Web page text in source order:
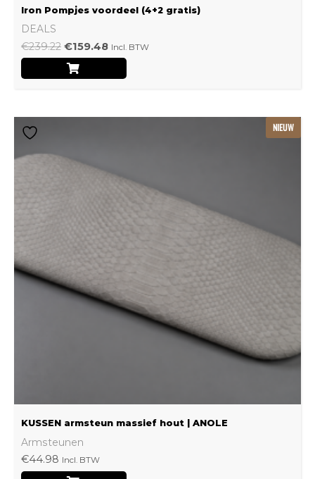
Iron Pompjes voordeel (4+2 gratis)
DEALS
€239.22 €159.48 Incl. BTW
NIEUW
KUSSEN armsteun massief hout | ANOLE
Armsteunen
€44.98 Incl. BTW
meerdere
variaties.
gekozen
worden